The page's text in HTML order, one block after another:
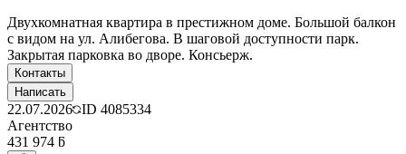
Двухкомнатная квартира в престижном доме. Большой балкон
с видом на ул. Алибегова. В шаговой доступности парк.
Закрытая парковка во дворе. Консьерж.
Контакты
Написать
22.07.2026 ID 4085334
Агентство
431 974 ƃ